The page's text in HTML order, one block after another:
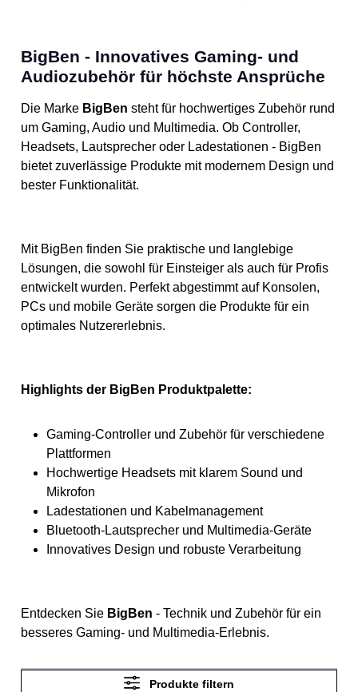
BigBen - Innovatives Gaming- und
Audiozubehör für höchste Ansprüche
Die Marke BigBen steht für hochwertiges Zubehör rund
um Gaming, Audio und Multimedia. Ob Controller,
Headsets, Lautsprecher oder Ladestationen - BigBen
bietet zuverlässige Produkte mit modernem Design und
bester Funktionalität.
Mit BigBen finden Sie praktische und langlebige
Lösungen, die sowohl für Einsteiger als auch für Profis
entwickelt wurden. Perfekt abgestimmt auf Konsolen,
PCs und mobile Geräte sorgen die Produkte für ein
optimales Nutzererlebnis.
Highlights der BigBen Produktpalette:
Gaming-Controller und Zubehör für verschiedene
Plattformen
Hochwertige Headsets mit klarem Sound und
Mikrofon
Ladestationen und Kabelmanagement
Bluetooth-Lautsprecher und Multimedia-Geräte
Innovatives Design und robuste Verarbeitung
Entdecken Sie BigBen - Technik und Zubehör für ein
besseres Gaming- und Multimedia-Erlebnis.
Produkte filtern